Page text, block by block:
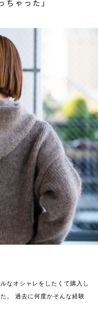
ちゃった」
なオシャレをしたくて購入し
。 過去に何度かそんな経験